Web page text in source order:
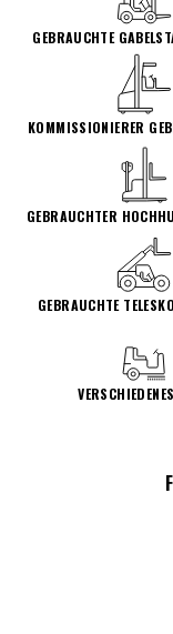
GEBRAUCHTE
KOMMISSIONIERER
GEBRAUCHTER
GEBRAUCHTE
VERSCHIEDENES